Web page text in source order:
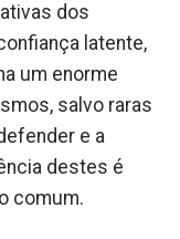
dos
latente,
um enorme
salvo raras
e a
destes é
comum.